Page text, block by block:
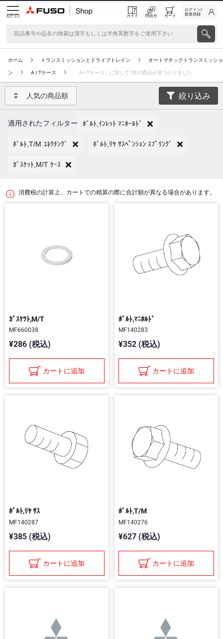
カテゴリ ガイド 問合せ カート
ログイン/
新規登録
ホーム トランスミッションとドライブトレイン オートマチックトランスミッショ
ン A / Tケース 「A / Tケース」に対して7件の商品が見つかりました
人気の商品順 絞り込み
適用されたフィルター ﾎﾞﾙﾄ,ｲﾝﾚｯﾄ ﾏﾆﾎｰﾙﾄﾞ
ﾎﾞﾙﾄ,T/M ｺﾈｸﾁﾝｸﾞ ﾎﾞﾙﾄ,ﾘﾔ ｻｽﾍﾟﾝｼｮﾝ ｽﾌﾟﾘﾝｸﾞ
ｶﾞｽｹｯﾄ,M/T ｹｰｽ
消費税の計算上、カートでの精算の際に合計額が異なる場合があります。
ｶﾞｽｹﾂﾄ,M/T
MF660038
¥286 (税込)
カートに追加
ﾎﾞﾙﾄ,ﾏﾆﾎﾙﾄﾞ
MF140283
¥352 (税込)
カートに追加
ﾎﾞﾙﾄ,ﾘﾔ ｻｽ
MF140287
¥385 (税込)
カートに追加
ﾎﾞﾙﾄ,T/M
MF140276
¥627 (税込)
カートに追加